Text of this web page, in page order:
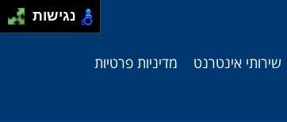
שירותי אינטרנט מדיניות פרטיות
נגישות